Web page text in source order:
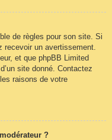
de règles pour son site. Si
un avertissement.
et que phpBB Limited
site donné. Contactez
raisons de votre
?